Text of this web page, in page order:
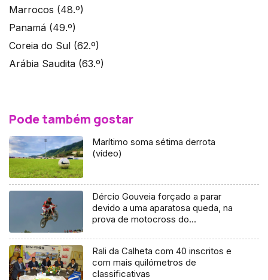
Marrocos (48.º)
Panamá (49.º)
Coreia do Sul (62.º)
Arábia Saudita (63.º)
Pode também gostar
Marítimo soma sétima derrota
(vídeo)
Dércio Gouveia forçado a parar
devido a uma aparatosa queda, na
prova de motocross do
Rali da Calheta com 40 inscritos e
com mais quilómetros de
classificativas